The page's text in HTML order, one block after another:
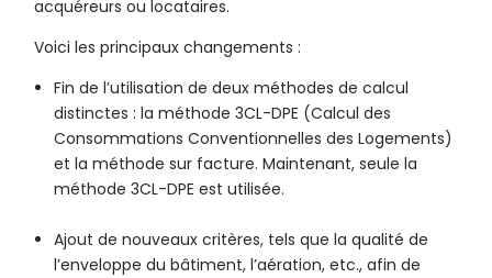
acquéreurs ou locataires.
Voici les principaux changements :
Fin de l’utilisation de deux méthodes de calcul
distinctes : la méthode 3CL-DPE (Calcul des
Consommations Conventionnelles des Logements)
et la méthode sur facture. Maintenant, seule la
méthode 3CL-DPE est utilisée.
Ajout de nouveaux critères, tels que la qualité de
l’enveloppe du bâtiment, l’aération, etc., afin de